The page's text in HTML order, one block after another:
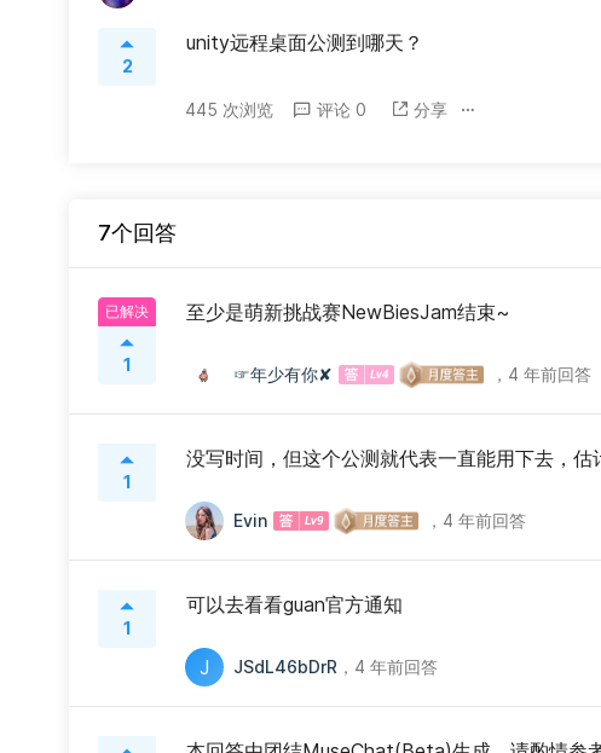
2
unity远程桌面公测到哪天？
445 次浏览 评论 0 分享
7个回答
已解决
1
至少是萌新挑战赛NewBiesJam结束~
☞年少有你✘ ， 4 年前回答
1
没写时间，但这个公测就代表一直能用下去，估
Evin ， 4 年前回答
1
可以去看看guan官方通知
J JSdL46bDrR ， 4 年前回答